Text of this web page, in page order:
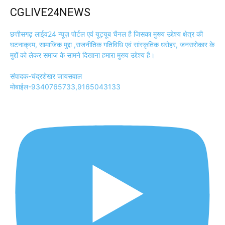
CGLIVE24NEWS
छत्तीसगढ़ लाईव24 न्यूज़ पोर्टल एवं यूट्यूब चैनल है जिसका मुख्य उद्देश्य क्षेत्र की
घटनाक्रम, सामाजिक मुद्दा ,राजनीतिक गतिविधि एवं सांस्कृतिक धरोहर, जनसरोकार के
मुद्दों को लेकर समाज के सामने दिखाना हमारा मुख्य उद्देश्य है।
संपादक-चंद्रशेखर जायसवाल
मोबाईल-9340765733,9165043133